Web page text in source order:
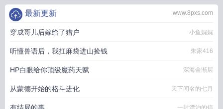
www.8pxs.com
最新更新
穿成哥儿后嫁给了猎户 小鱼娓娓
听懂兽语后，我扛麻袋进山捡钱 朱家416
HP白眼给你顶级魔药天赋 深海金渐层
从蒙德开始的格斗进化 天下闻名的七月
一封漂泊的信